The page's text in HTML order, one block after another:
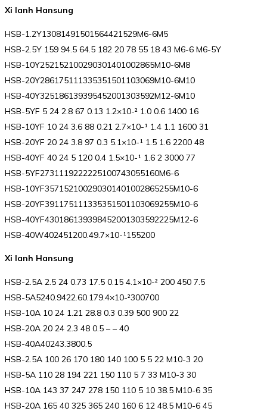
Xi lanh Hansung
HSB-1.2Y13081491501564421529M6-6M5
HSB-2.5Y 159 94.5 64.5 182 20 78 55 18 43 M6-6 M6-5Y
HSB-10Y252152100290301401002865M10-6M8
HSB-20Y286175111335351501103069M10-6M10
HSB-40Y325186139395452001303592M12-6M10
HSB-5YF 5 24 2.8 67 0.13 1.2×10-² 1.0 0.6 1400 16
HSB-10YF 10 24 3.6 88 0.21 2.7×10-¹ 1.4 1.1 1600 31
HSB-20YF 20 24 3.8 97 0.3 5.1×10-¹ 1.5 1.6 2200 48
HSB-40YF 40 24 5 120 0.4 1.5×10-¹ 1.6 2 3000 77
HSB-5YF2731119222225100743055160M6-6
HSB-10YF357152100290301401002865255M10-6
HSB-20YF391175111335351501103069255M10-6
HSB-40YF430186139398452001303592225M12-6
HSB-40W402451200.49.7×10-¹155200
Xi lanh Hansung
HSB-2.5A 2.5 24 0.73 17.5 0.15 4.1×10-² 200 450 7.5
HSB-5A5240.9422.60.179.4×10-²300700
HSB-10A 10 24 1.21 28.8 0.3 0.39 500 900 22
HSB-20A 20 24 2.3 48 0.5 – – 40
HSB-40A40243.3800.5
HSB-2.5A 100 26 170 180 140 100 5 5 22 M10-3 20
HSB-5A 110 28 194 221 150 110 5 7 33 M10-3 30
HSB-10A 143 37 247 278 150 110 5 10 38.5 M10-6 35
HSB-20A 165 40 325 365 240 160 6 12 48.5 M10-6 45